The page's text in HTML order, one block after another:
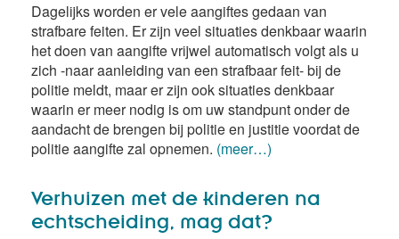
Dagelijks worden er vele aangiftes gedaan van
strafbare feiten. Er zijn veel situaties denkbaar waarin
het doen van aangifte vrijwel automatisch volgt als u
zich -naar aanleiding van een strafbaar feit- bij de
politie meldt, maar er zijn ook situaties denkbaar
waarin er meer nodig is om uw standpunt onder de
aandacht de brengen bij politie en justitie voordat de
politie aangifte zal opnemen. (meer…)
Verhuizen met de kinderen na
echtscheiding, mag dat?